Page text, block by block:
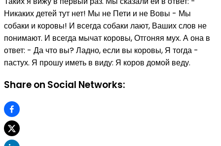
Никаких детей тут нет! Мы не Пети и не Вовы - Мы
собаки и коровы! И всегда собаки лают, Ваших слов не
понимают. И всегда мычат коровы, Отгоняя мух. А она в
ответ: - Да что вы? Ладно, если вы коровы, Я тогда -
пастух. Я прошу иметь в виду: Я коров домой веду.
Share on Social Networks: